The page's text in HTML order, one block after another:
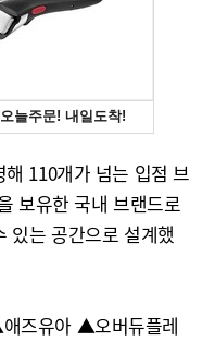
110개가 넘는 입점 브
보유한 국내 브랜드로
있는 공간으로 설계했
즈유아 ▲오버듀플레